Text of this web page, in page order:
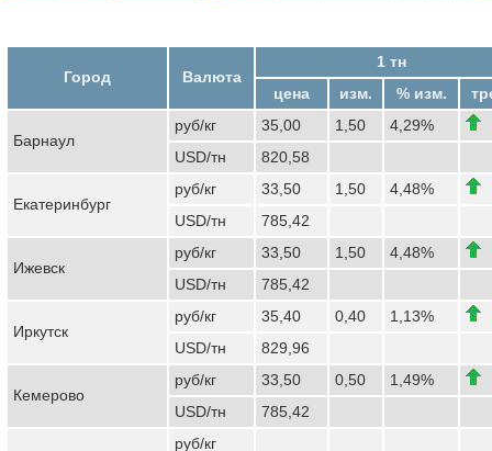
Город Валюта
1 тн
цена
изм. % изм.
Барнаул
руб/кг 35,00 1,50
4,29%
USD/тн
820,58
Екатеринбург
руб/кг 33,50 1,50
4,48%
USD/тн
785,42
Ижевск
руб/кг 33,50 1,50
4,48%
USD/тн
785,42
Иркутск
руб/кг 35,40 0,40
1,13%
USD/тн
829,96
Кемерово
руб/кг 33,50 0,50
1,49%
USD/тн
785,42
руб/кг